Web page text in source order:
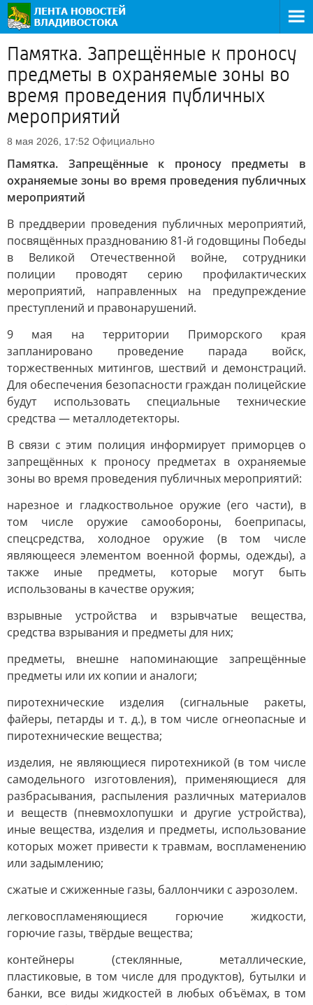
Памятка. Запрещённые к проносу
предметы в охраняемые зоны во
время проведения публичных
мероприятий
8 мая 2026, 17:52 Официально
Памятка. Запрещённые к проносу предметы в
охраняемые зоны во время проведения публичных
мероприятий
В преддверии проведения публичных мероприятий,
посвящённых празднованию 81-й годовщины Победы
в Великой Отечественной войне, сотрудники
полиции проводят серию профилактических
мероприятий, направленных на предупреждение
преступлений и правонарушений.
9 мая на территории Приморского края
запланировано проведение парада войск,
торжественных митингов, шествий и демонстраций.
Для обеспечения безопасности граждан полицейские
будут использовать специальные технические
средства — металлодетекторы.
В связи с этим полиция информирует приморцев о
запрещённых к проносу предметах в охраняемые
зоны во время проведения публичных мероприятий:
нарезное и гладкоствольное оружие (его части), в
том числе оружие самообороны, боеприпасы,
спецсредства, холодное оружие (в том числе
являющееся элементом военной формы, одежды), а
также иные предметы, которые могут быть
использованы в качестве оружия;
взрывные устройства и взрывчатые вещества,
средства взрывания и предметы для них;
предметы, внешне напоминающие запрещённые
предметы или их копии и аналоги;
пиротехнические изделия (сигнальные ракеты,
файеры, петарды и т. д.), в том числе огнеопасные и
пиротехнические вещества;
изделия, не являющиеся пиротехникой (в том числе
самодельного изготовления), применяющиеся для
разбрасывания, распыления различных материалов
и веществ (пневмохлопушки и другие устройства),
иные вещества, изделия и предметы, использование
которых может привести к травмам, воспламенению
или задымлению;
сжатые и сжиженные газы, баллончики с аэрозолем.
легковоспламеняющиеся горючие жидкости,
горючие газы, твёрдые вещества;
контейнеры (стеклянные, металлические,
пластиковые, в том числе для продуктов), бутылки и
банки, все виды жидкостей в любых объёмах, в том